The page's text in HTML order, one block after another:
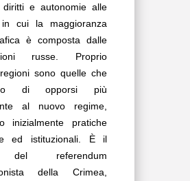
diritti e autonomie alle
in cui la maggioranza
è composta dalle
russe. Proprio
sono quelle che
di opporsi più
al nuovo regime,
inizialmente pratiche
ed istituzionali. È il
del referendum
della Crimea,